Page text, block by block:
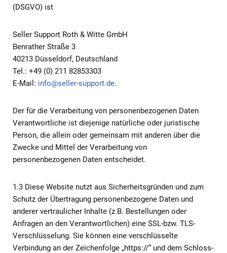
(DSGVO) ist
Seller Support Roth & Witte GmbH
Benrather Straße 3
40213 Düsseldorf, Deutschland
Tel.: +49 (0) 211 82853303
E-Mail: info@seller-support.de.
Der für die Verarbeitung von personenbezogenen Daten
Verantwortliche ist diejenige natürliche oder juristische
Person, die allein oder gemeinsam mit anderen über die
Zwecke und Mittel der Verarbeitung von
personenbezogenen Daten entscheidet.
1.3 Diese Website nutzt aus Sicherheitsgründen und zum
Schutz der Übertragung personenbezogene Daten und
anderer vertraulicher Inhalte (z.B. Bestellungen oder
Anfragen an den Verantwortlichen) eine SSL-bzw. TLS-
Verschlüsselung. Sie können eine verschlüsselte
Verbindung an der Zeichenfolge „https://“ und dem Schloss-